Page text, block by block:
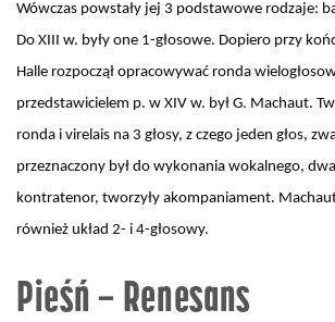
Wówczas powstały jej 3 podstawowe rodzaje:
Do XIII w. były one 1-głosowe. Dopiero przy
Halle rozpoczął opracowywać ronda
przedstawicielem p. w XIV w. był G. Machaut.
ronda i virelais na 3 głosy, z czego jeden głos,
przeznaczony był do wykonania wokalnego,
kontratenor, tworzyły akompaniament.
również układ 2- i 4-głosowy.
Pieśń – Renesans